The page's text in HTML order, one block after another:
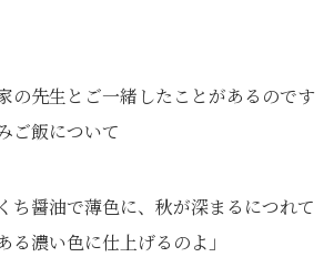
の先生とご一緒したことがあるのです
ご飯について
ち醤油で薄色に、秋が深まるにつれて
る濃い色に仕上げるのよ」